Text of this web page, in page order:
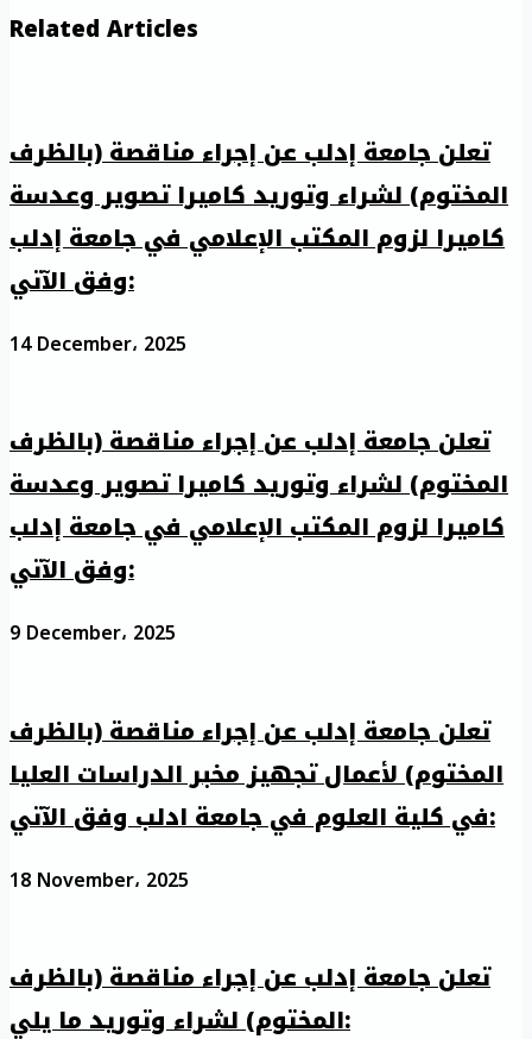
Related Articles
تعلن جامعة إدلب عن إجراء مناقصة (بالظرف
المختوم) لشراء وتوريد كاميرا تصوير وعدسة
كاميرا لزوم المكتب الإعلامي في جامعة إدلب
وفق الآتي:
14 December، 2025
تعلن جامعة إدلب عن إجراء مناقصة (بالظرف
المختوم) لشراء وتوريد كاميرا تصوير وعدسة
كاميرا لزوم المكتب الإعلامي في جامعة إدلب
وفق الآتي:
9 December، 2025
تعلن جامعة إدلب عن إجراء مناقصة (بالظرف
المختوم) لأعمال تجهيز مخبر الدراسات العليا
في كلية العلوم في جامعة ادلب وفق الآتي:
18 November، 2025
تعلن جامعة إدلب عن إجراء مناقصة (بالظرف
المختوم) لشراء وتوريد ما يلي: